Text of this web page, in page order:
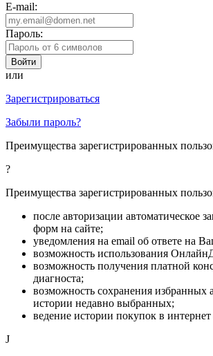
E-mail:
Пароль:
или
Зарегистрироваться
Забыли пароль?
Преимущества зарегистрированных
?
Преимущества зарегистрированных
после авторизации автоматическое
форм на сайте;
уведомления на email об ответе на
возможность использования
возможность получения платной
диагноста;
возможность сохранения избранных
истории недавно выбранных;
ведение истории покупок в интернет
J